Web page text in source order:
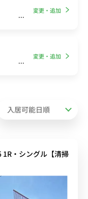
変更・追加
変更・追加
・シングル【清掃